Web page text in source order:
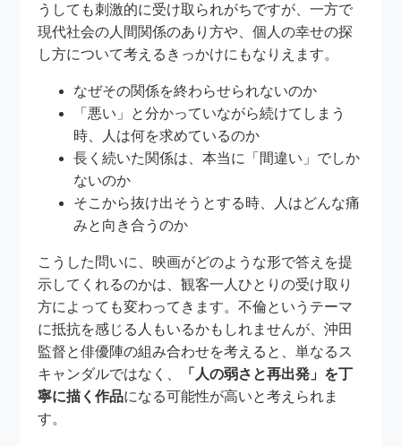
うしても刺激的に受け取られがちですが、一方で
現代社会の人間関係のあり方や、個人の幸せの探
し方について考えるきっかけにもなりえます。
なぜその関係を終わらせられないのか
「悪い」と分かっていながら続けてしまう
時、人は何を求めているのか
長く続いた関係は、本当に「間違い」でしか
ないのか
そこから抜け出そうとする時、人はどんな痛
みと向き合うのか
こうした問いに、映画がどのような形で答えを提
示してくれるのかは、観客一人ひとりの受け取り
方によっても変わってきます。不倫というテーマ
に抵抗を感じる人もいるかもしれませんが、沖田
監督と俳優陣の組み合わせを考えると、単なるス
キャンダルではなく、
「人の弱さと再出発」を丁
寧に描く作品になる可能性が高いと考えられま
す。